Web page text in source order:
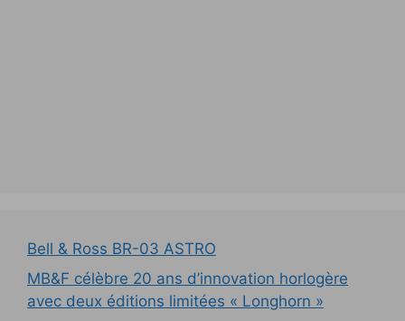
Bell & Ross BR-03 ASTRO
MB&F célèbre 20 ans d’innovation horlogère
avec deux éditions limitées « Longhorn »